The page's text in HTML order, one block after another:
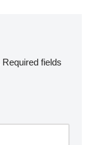
Required fields